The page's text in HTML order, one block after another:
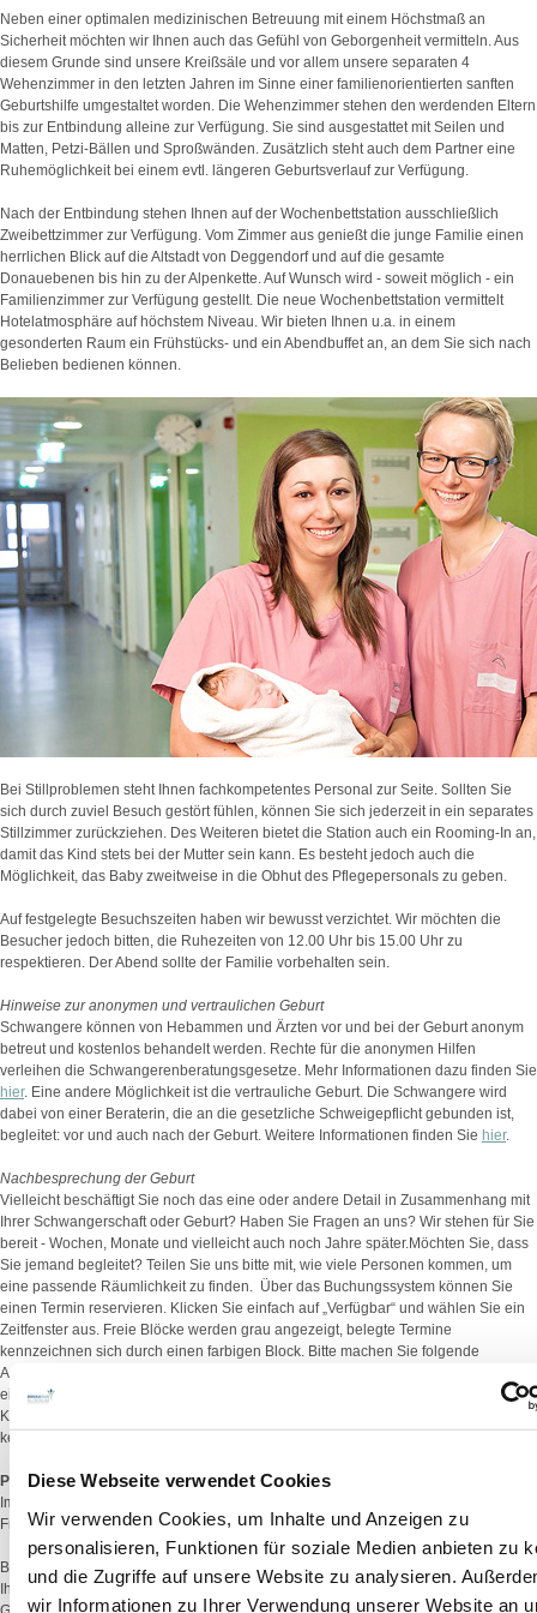
Diese Webseite verwendet Cookies
Wir verwenden Cookies, um Inhalte und Anzeigen zu
personalisieren, Funktionen für soziale Medien anbieten zu
und die Zugriffe auf unsere Website zu analysieren.
wir Informationen zu Ihrer Verwendung unserer Website an
Neben einer optimalen medizinischen Betreuung mit einem Höchstmaß an
Sicherheit möchten wir Ihnen auch das Gefühl von Geborgenheit vermitteln. Aus
diesem Grunde sind unsere Kreißsäle und vor allem unsere separaten 4
Wehenzimmer in den letzten Jahren im Sinne einer familienorientierten sanften
Geburtshilfe umgestaltet worden. Die Wehenzimmer stehen den werdenden Eltern
bis zur Entbindung alleine zur Verfügung. Sie sind ausgestattet mit Seilen und
Matten, Petzi-Bällen und Sproßwänden. Zusätzlich steht auch dem Partner eine
Ruhemöglichkeit bei einem evtl. längeren Geburtsverlauf zur Verfügung.
Nach der Entbindung stehen Ihnen auf der Wochenbettstation ausschließlich
Zweibettzimmer zur Verfügung. Vom Zimmer aus genießt die junge Familie einen
herrlichen Blick auf die Altstadt von Deggendorf und auf die gesamte
Donauebenen bis hin zu der Alpenkette. Auf Wunsch wird - soweit möglich - ein
Familienzimmer zur Verfügung gestellt. Die neue Wochenbettstation vermittelt
Hotelatmosphäre auf höchstem Niveau. Wir bieten Ihnen u.a. in einem
gesonderten Raum ein Frühstücks- und ein Abendbuffet an, an dem Sie sich nach
Belieben bedienen können.
Bei Stillproblemen steht Ihnen fachkompetentes Personal zur Seite. Sollten Sie
sich durch zuviel Besuch gestört fühlen, können Sie sich jederzeit in ein separates
Stillzimmer zurückziehen. Des Weiteren bietet die Station auch ein Rooming-In an,
damit das Kind stets bei der Mutter sein kann. Es besteht jedoch auch die
Möglichkeit, das Baby zweitweise in die Obhut des Pflegepersonals zu geben.
Auf festgelegte Besuchszeiten haben wir bewusst verzichtet. Wir möchten die
Besucher jedoch bitten, die Ruhezeiten von 12.00 Uhr bis 15.00 Uhr zu
respektieren. Der Abend sollte der Familie vorbehalten sein.
Hinweise zur anonymen und vertraulichen Geburt
Schwangere können von Hebammen und Ärzten vor und bei der Geburt anonym
betreut und kostenlos behandelt werden. Rechte für die anonymen Hilfen
verleihen die Schwangerenberatungsgesetze. Mehr Informationen dazu finden Sie
hier. Eine andere Möglichkeit ist die vertrauliche Geburt. Die Schwangere wird
dabei von einer Beraterin, die an die gesetzliche Schweigepflicht gebunden ist,
begleitet: vor und auch nach der Geburt. Weitere Informationen finden Sie hier.
Nachbesprechung der Geburt
Vielleicht beschäftigt Sie noch das eine oder andere Detail in Zusammenhang mit
Ihrer Schwangerschaft oder Geburt? Haben Sie Fragen an uns? Wir stehen für Sie
bereit - Wochen, Monate und vielleicht auch noch Jahre später.Möchten Sie, dass
Sie jemand begleitet? Teilen Sie uns bitte mit, wie viele Personen kommen, um
eine passende Räumlichkeit zu finden. Über das Buchungssystem können Sie
einen Termin reservieren. Klicken Sie einfach auf „Verfügbar“ und wählen Sie ein
Zeitfenster aus. Freie Blöcke werden grau angezeigt, belegte Termine
kennzeichnen sich durch einen farbigen Block. Bitte machen Sie folgende
Angaben: Namen, Geburtsdatum, Telefonnummer und den Tag der Entbindung
ein, so dass wir Ihre Krankenunterlagen zum Gespräch parat haben. Auf Ihr
Kommen freuen wir uns. Freie Blöcke werden grau angezeigt. Belegte Blöcke
kennzeichnen sich durch einen farbigen Block.
Perinatalmedizin
Im Rahmen der Pränatalmedizin und der geburtshilflichen Betreuung bietet die
Frauenklinik folgende Hilfen an:
Betreuung der normalen Schwangerschaft zusammen mit Ihrer Frauenärztin oder
Ihrem Frauenarzt (z.B. Beratung über Schwangerschaft und Geburt,